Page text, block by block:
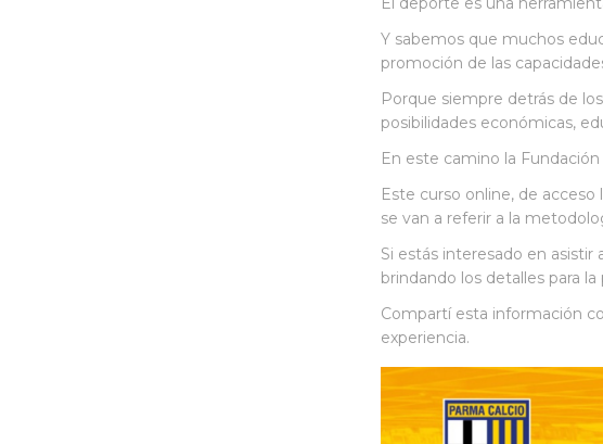
Y sabemos que muchos
promoción de las
Porque siempre detrás de
posibilidades económicas,
En este camino la
Este curso online, de
se van a referir a la
Si estás interesado en
brindando los detalles para la
Compartí esta información
experiencia.